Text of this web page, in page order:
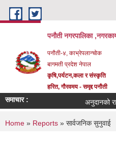
Skip to main content
पनौती नगरपालिका
पनौती-४, काभ्रेपलान्चोक
बागमती प्रदेश नेपाल
कृषि,पर्यटन,कला र संस्कृति
हरित, गौरवमय - समृद्द पनौती
समाचार : अनुदानको
You are here
Home » Reports » सार्वजनिक सुनुवाई